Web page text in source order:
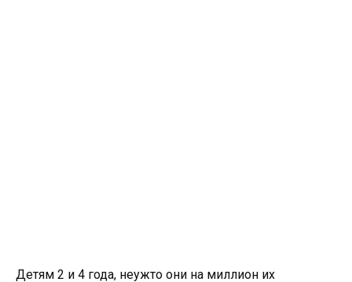
Детям 2 и 4 года, неужто они на миллион их